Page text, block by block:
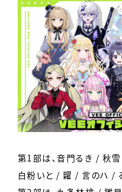
第1部は、音門るき / 秋雪
白粉いと / 糶 / 言のハ /